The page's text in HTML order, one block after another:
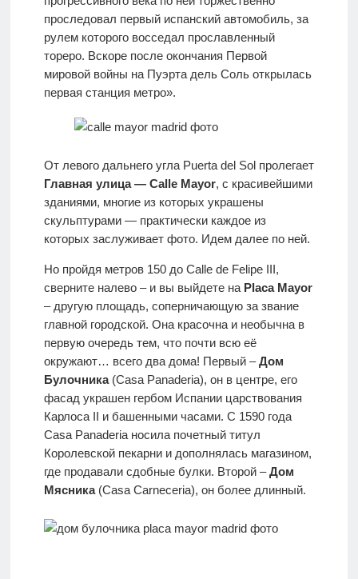
проследовал первый испанский автомобиль, за
рулем которого восседал прославленный
тореро. Вскоре после окончания Первой
мировой войны на Пуэрта дель Соль открылась
первая станция метро».
От левого дальнего угла Puerta del Sol пролегает
Главная улица — Calle Mayor, с красивейшими
зданиями, многие из которых украшены
скульптурами — практически каждое из
которых заслуживает фото. Идем далее по ней.
Но пройдя метров 150 до Calle de Felipe III,
сверните налево – и вы выйдете на Placa Mayor
– другую площадь, соперничающую за звание
главной городской. Она красочна и необычна в
первую очередь тем, что почти всю её
окружают… всего два дома! Первый –Дом
Булочника(Casa Panaderia), он в центре, его
фасад украшен гербом Испании царствования
Карлоса II и башенными часами. С 1590 года
Casa Panaderia носила почетный титул
Королевской пекарни и дополнялась магазином,
где продавали сдобные булки. Второй –Дом
Мясника(Casa Carneceria), он более длинный.